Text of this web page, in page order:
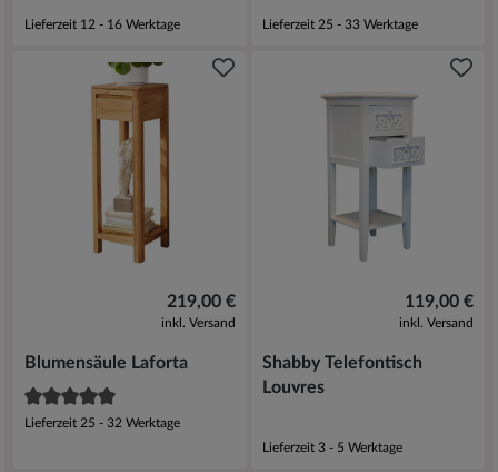
Lieferzeit 12 - 16 Werktage Lieferzeit 25 - 33 Werktage
219,00 €
inkl. Versand
Blumensäule Laforta
Lieferzeit 25 - 32 Werktage
119,00 €
inkl. Versand
Shabby Telefontisch
Louvres
Lieferzeit 3 - 5 Werktage